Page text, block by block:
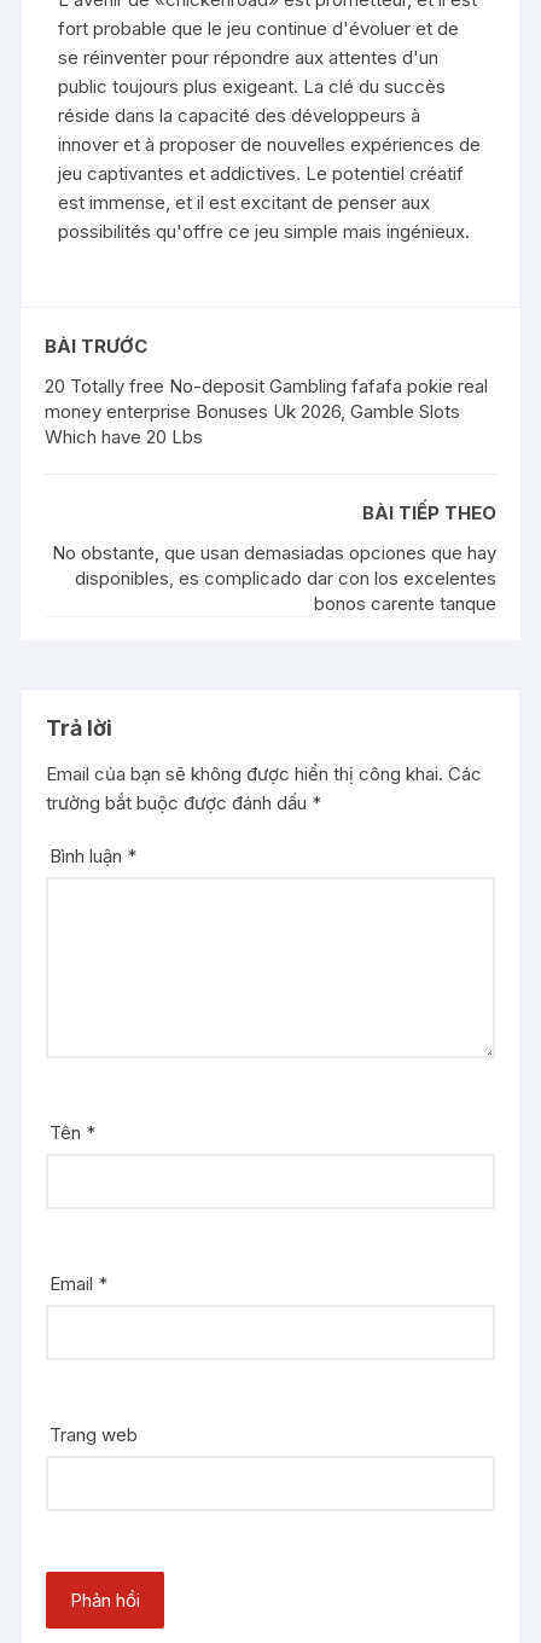
fort probable que le jeu continue d'évoluer et de
se réinventer pour répondre aux attentes d'un
public toujours plus exigeant. La clé du succès
réside dans la capacité des développeurs à
innover et à proposer de nouvelles expériences de
jeu captivantes et addictives. Le potentiel créatif
est immense, et il est excitant de penser aux
possibilités qu'offre ce jeu simple mais ingénieux.
BÀI TRƯỚC
20 Totally free No-deposit Gambling fafafa pokie real
money enterprise Bonuses Uk 2026, Gamble Slots
Which have 20 Lbs
BÀI TIẾP THEO
No obstante, que usan demasiadas opciones que hay
disponibles, es complicado dar con los excelentes
bonos carente tanque
Trả lời
Email của bạn sẽ không được hiển thị công khai. Các
trường bắt buộc được đánh dấu *
Bình luận *
Tên *
Email *
Trang web